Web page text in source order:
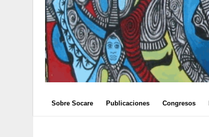
Sobre Socare Publicaciones Congresos